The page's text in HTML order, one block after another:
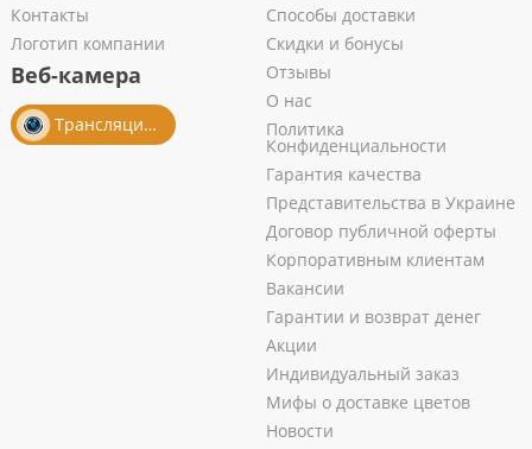
Контакты
Логотип компании
Веб-камера
Трансляция из салона
Способы доставки
Скидки и бонусы
Отзывы
О нас
Политика
Конфиденциальности
Гарантия качества
Представительства в Украине
Договор публичной оферты
Корпоративным клиентам
Вакансии
Гарантии и возврат денег
Акции
Индивидуальный заказ
Мифы о доставке цветов
Новости